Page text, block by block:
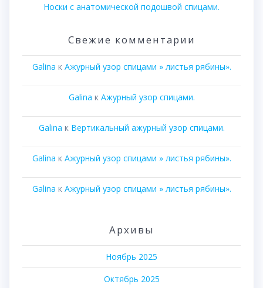
Носки с анатомической подошвой спицами.
Свежие комментарии
Galina к Ажурный узор спицами » листья рябины».
Galina к Ажурный узор спицами.
Galina к Вертикальный ажурный узор спицами.
Galina к Ажурный узор спицами » листья рябины».
Galina к Ажурный узор спицами » листья рябины».
Архивы
Ноябрь 2025
Октябрь 2025